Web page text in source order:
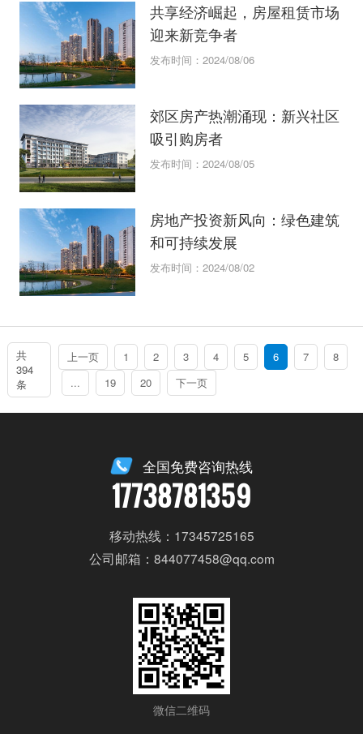
共享经济崛起，房屋租赁市场
迎来新竞争者
发布时间：2024/08/06
郊区房产热潮涌现：新兴社区
吸引购房者
发布时间：2024/08/05
房地产投资新风向：绿色建筑
和可持续发展
发布时间：2024/08/02
共
394
条
上一页 1 2 3 4 5 6 7
8
...
19 20 下一页
全国免费咨询热线
17738781359
移动热线：17345725165
公司邮箱：844077458@qq.com
微信二维码